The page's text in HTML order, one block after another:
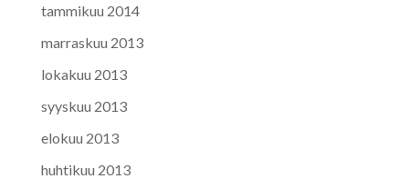
tammikuu 2014
marraskuu 2013
lokakuu 2013
syyskuu 2013
elokuu 2013
huhtikuu 2013